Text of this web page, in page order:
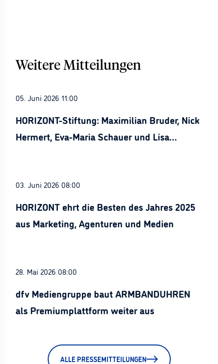
Weitere Mitteilungen
05. Juni 2026 11:00
HORIZONT-Stiftung: Maximilian Bruder, Nick
Hermert, Eva-Maria Schauer und Lisa
03. Juni 2026 08:00
HORIZONT ehrt die Besten des Jahres 2025
aus Marketing, Agenturen und Medien
28. Mai 2026 08:00
dfv Mediengruppe baut ARMBANDUHREN
als Premiumplattform weiter aus
ALLE PRESSEMITTEILUNGEN